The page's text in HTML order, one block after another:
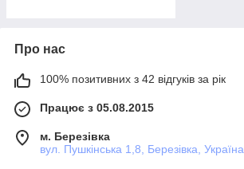
Про нас
100% позитивних з 42 відгуків за рік
Працює з 05.08.2015
м. Березівка
вул. Пушкінська 1,8, Березівка, Україна